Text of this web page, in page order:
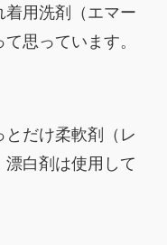
着用洗剤（エマー
思っています。
だけ柔軟剤（レ
漂白剤は使用して